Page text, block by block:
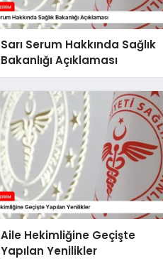
Sarı Serum Hakkında Sağlık
Bakanlığı Açıklaması
Aile Hekimliğine Geçişte
Yapılan Yenilikler